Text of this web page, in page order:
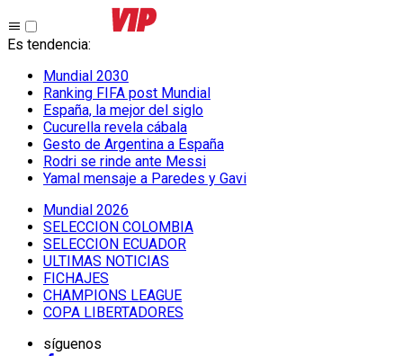
Es tendencia:
Mundial 2030
Ranking FIFA post Mundial
España, la mejor del siglo
Cucurella revela cábala
Gesto de Argentina a España
Rodri se rinde ante Messi
Yamal mensaje a Paredes y Gavi
Mundial 2026
SELECCION COLOMBIA
SELECCION ECUADOR
ULTIMAS NOTICIAS
FICHAJES
CHAMPIONS LEAGUE
COPA LIBERTADORES
síguenos